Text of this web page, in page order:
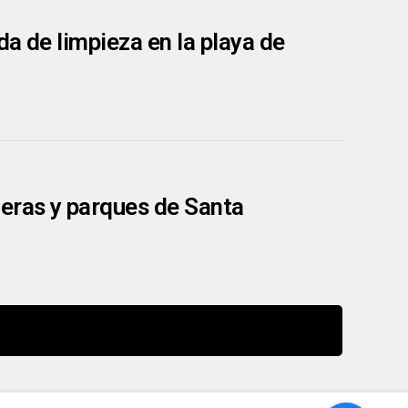
de limpieza en la playa de
y parques de Santa